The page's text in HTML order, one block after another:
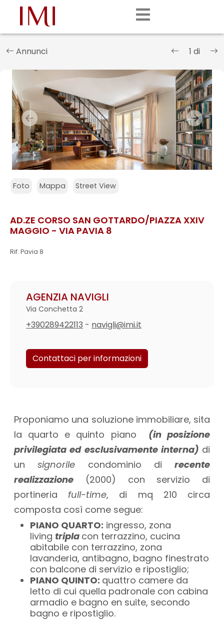
Annunci 1 di
Previous Next
Foto Mappa Street View
AD.ZE CORSO SAN GOTTARDO/PIAZZA XXIV
MAGGIO - VIA PAVIA 8
Rif: Pavia 8
AGENZIA NAVIGLI
Via Conchetta 2
+390289422113 - navigli@imi.it
Contattaci per informazioni
Proponiamo una soluzione immobiliare, sita
la quarto e quinto piano (in posizione
privilegiata ed esclusivamente interna) di
unsignorile condominio di recente
realizzazione (2000) con servizio di
portineria full-time, di mq 210 circa
composta così come segue:
PIANO QUARTO: ingresso, zona
living tripla con terrazzino, cucina
abitabile con terrazzino, zona
lavanderia, antibagno, bagno finestrato
con balcone di servizio e ripostiglio;
PIANO QUINTO: quattro camere da
letto di cui quella padronale con cabina
armadio e bagno en suite, secondo
bagno e ripostiglio.